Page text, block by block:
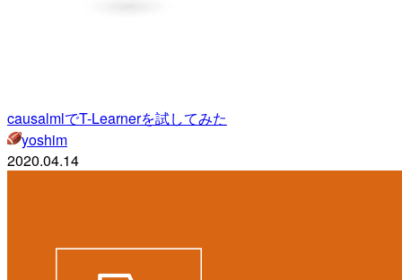
causalmlでT-Learnerを試してみた
yoshim
2020.04.14